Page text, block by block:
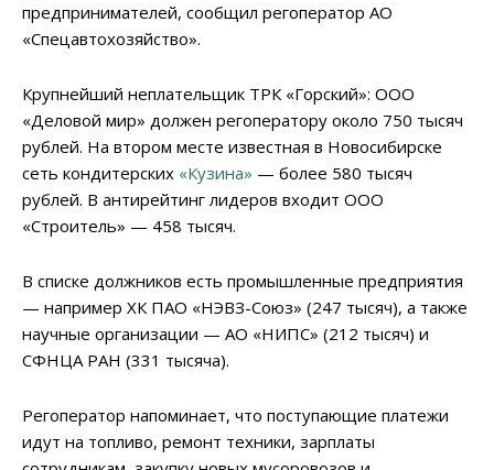
предпринимателей, сообщил регоператор АО
«Спецавтохозяйство».
Крупнейший неплательщик ТРК «Горский»: ООО
«Деловой мир» должен регоператору около 750 тысяч
рублей. На втором месте известная в Новосибирске
сеть кондитерских «Кузина» — более 580 тысяч
рублей. В антирейтинг лидеров входит ООО
«Строитель» — 458 тысяч.
В списке должников есть промышленные предприятия
— например ХК ПАО «НЭВЗ-Союз» (247 тысяч), а также
научные организации — АО «НИПС» (212 тысяч) и
СФНЦА РАН (331 тысяча).
Регоператор напоминает, что поступающие платежи
идут на топливо, ремонт техники, зарплаты